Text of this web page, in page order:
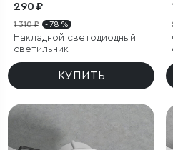
290 ₽
1 310 ₽ - 78 %
Накладной светодиодный
светильник
КУПИТЬ